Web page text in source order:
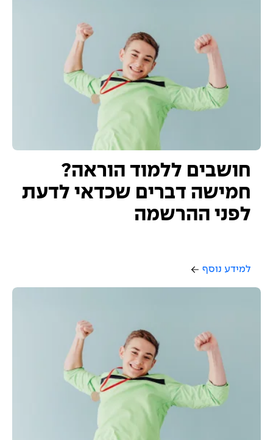
חושבים ללמוד הוראה?
חמישה דברים שכדאי לדעת
לפני ההרשמה
למידע נוסף